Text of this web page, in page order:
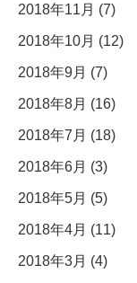
2018年11月 (7)
2018年10月 (12)
2018年9月 (7)
2018年8月 (16)
2018年7月 (18)
2018年6月 (3)
2018年5月 (5)
2018年4月 (11)
2018年3月 (4)